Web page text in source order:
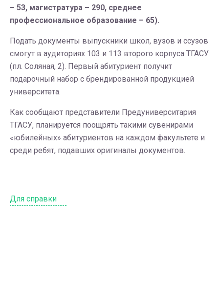
– 53, магистратура – 290, среднее
профессиональное образование – 65).
Подать документы выпускники школ, вузов и ссузов
смогут в аудиториях 103 и 113 второго корпуса ТГАСУ
(пл. Соляная, 2). Первый абитуриент получит
подарочный набор с брендированной продукцией
университета.
Как сообщают представители Предуниверситария
ТГАСУ, планируется поощрять такими сувенирами
«юбилейных» абитуриентов на каждом факультете и
среди ребят, подавших оригиналы документов.
Для справки